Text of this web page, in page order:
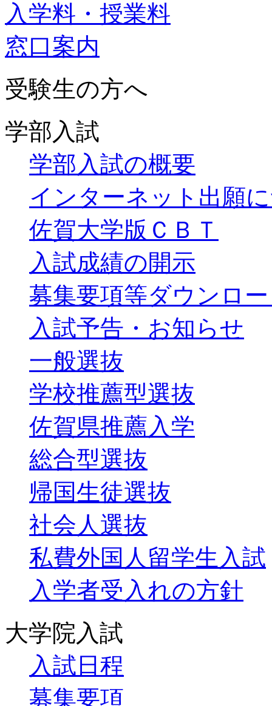
入学料・授業料
窓口案内
受験生の方へ
学部入試
学部入試の概要
インターネット出願
佐賀大学版ＣＢＴ
入試成績の開示
募集要項等ダウンロ
入試予告・お知らせ
一般選抜
学校推薦型選抜
佐賀県推薦入学
総合型選抜
帰国生徒選抜
社会人選抜
私費外国人留学生入試
入学者受入れの方針
大学院入試
入試日程
募集要項